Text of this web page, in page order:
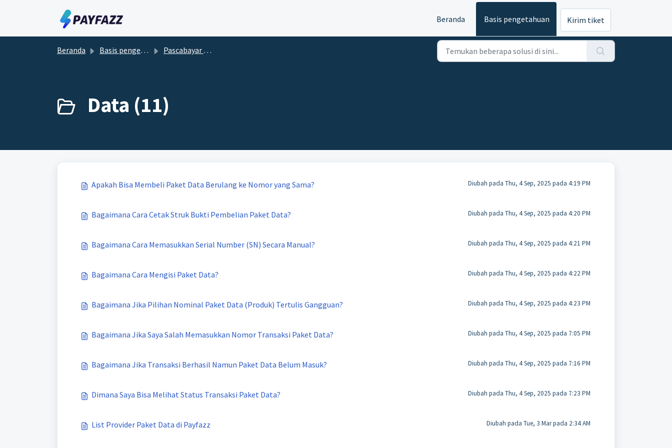
Beranda
Basis pengetahuan Kirim tiket
Beranda Basis pengetahuan Pascabayar dan Prabayar
Data (11)
Apakah Bisa Membeli Paket Data Berulang ke Nomor yang Sama? Diubah pada Thu, 4 Sep, 2025 pada 4:19 PM
Bagaimana Cara Cetak Struk Bukti Pembelian Paket Data? Diubah pada Thu, 4 Sep, 2025 pada 4:20 PM
Bagaimana Cara Memasukkan Serial Number (SN) Secara Manual? Diubah pada Thu, 4 Sep, 2025 pada 4:21 PM
Bagaimana Cara Mengisi Paket Data? Diubah pada Thu, 4 Sep, 2025 pada 4:22 PM
Bagaimana Jika Pilihan Nominal Paket Data (Produk) Tertulis Gangguan? Diubah pada Thu, 4 Sep, 2025 pada 4:23 PM
Bagaimana Jika Saya Salah Memasukkan Nomor Transaksi Paket Data? Diubah pada Thu, 4 Sep, 2025 pada 7:05 PM
Bagaimana Jika Transaksi Berhasil Namun Paket Data Belum Masuk? Diubah pada Thu, 4 Sep, 2025 pada 7:16 PM
Dimana Saya Bisa Melihat Status Transaksi Paket Data? Diubah pada Thu, 4 Sep, 2025 pada 7:23 PM
List Provider Paket Data di Payfazz Diubah pada Tue, 3 Mar pada 2:34 AM